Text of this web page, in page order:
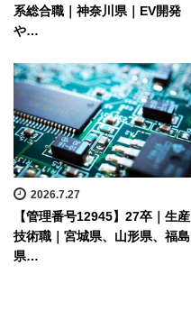
系総合職｜神奈川県｜EV開発
や…
2026.7.27
【管理番号12945】27卒｜生産
技術職｜宮城県、山形県、福島
県…